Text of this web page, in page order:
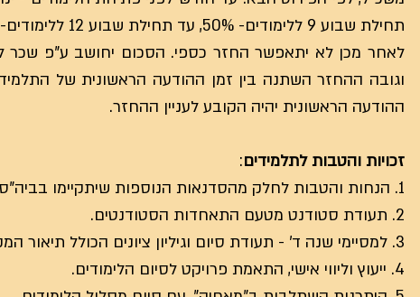
תחילת שבוע 9 ללימודים- 50%, עד תחילת שבוע 12 ללימודים- 70%.
לאחר מכן לא יתאפשר החזר כספי. הסכום יחושב ע"פ שכר
וגובה ההחזר השתנה בין זמן ההודעה הראשונית של
ההודעה הראשונית יהיה הקובע לעניין ההחזר.
זכויות והטבות לתלמידים:
1. הנחות והטבות לחלק מהסדנאות הנוספות שיתקיימו בביה"ס או במסגרת "בין שמיים לארץ".
2. תעודת סטודנט מטעם התאחדות הסטודנטים.
3. למסיימי שנה ד' - תעודת סיום וגיליון ציונים הכולל תיאור המקצועות ושעות הלימוד.
4. ייעוץ וליווי אישי, התאמת פרויקט לסיום הלימודים.